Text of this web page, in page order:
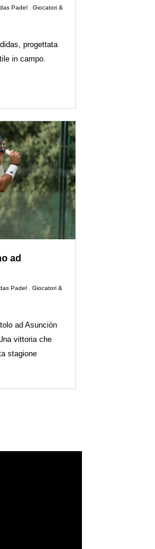
Padel ,Giocatori &
progettata
in campo.
ad
Padel ,Giocatori &
ad Asunción
vittoria che
stagione